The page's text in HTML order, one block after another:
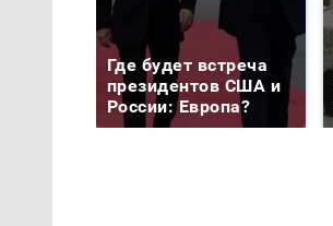
Где будет встреча
президентов США и
России: Европа?